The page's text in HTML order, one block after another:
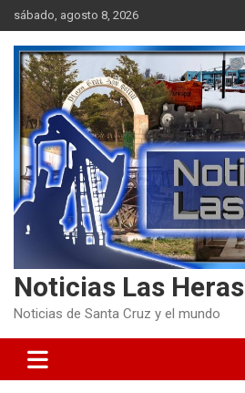
Skip
to
content
sábado, agosto 8, 2026
Noticias Las Heras
Noticias de Santa Cruz y el mundo